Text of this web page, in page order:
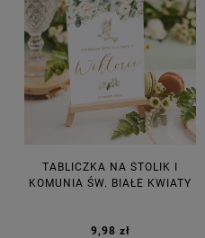
TABLICZKA NA STOLIK I
KOMUNIA ŚW. BIAŁE KWIATY
9,98 zł